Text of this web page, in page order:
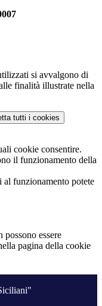
si avvalgono di
finalità illustrate nella
tutti i cookies
cookie consentire.
il funzionamento della
al funzionamento potete
essere
pagina della cookie